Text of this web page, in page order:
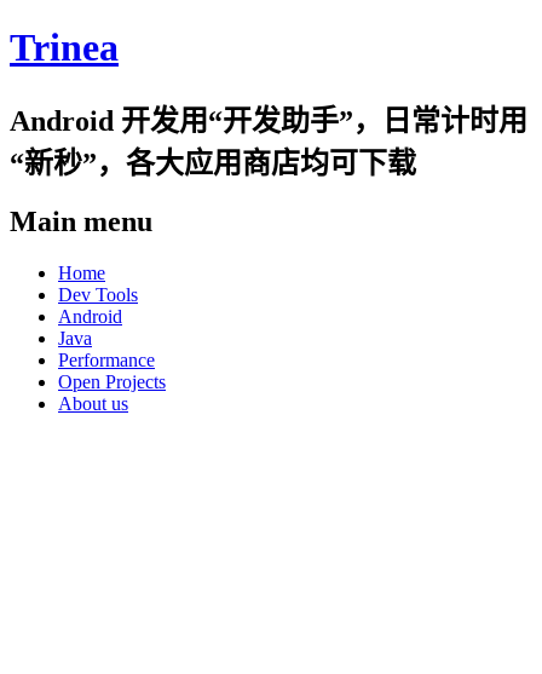
Trinea
Android 开发用“开发助手”，日常计时用
“新秒”，各大应用商店均可下载
Main menu
Skip
content
Home
Dev Tools
Android
Java
Performance
Open Projects
About us